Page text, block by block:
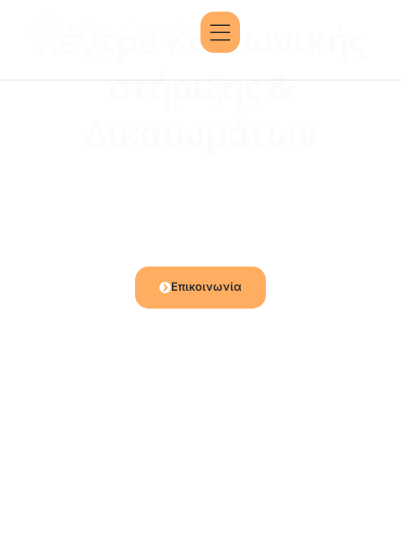
Κέντρο Κοινωνικής
στήριξης &
Επικοινωνία